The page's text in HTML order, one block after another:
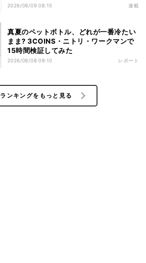
2026/08/09 08:15 連載
真夏のペットボトル、どれが一番冷たい
まま? 3COINS・ニトリ・ワークマンで
15時間検証してみた
2026/08/08 09:10 レポート
ランキングをもっと見る